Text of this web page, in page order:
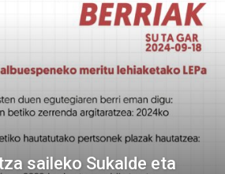
saileko Sukalde eta